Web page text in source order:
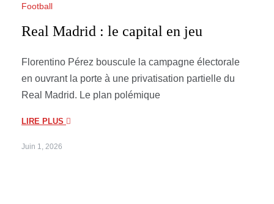
Football
Real Madrid : le capital en jeu
Florentino Pérez bouscule la campagne électorale
en ouvrant la porte à une privatisation partielle du
Real Madrid. Le plan polémique
LIRE PLUS
Juin 1, 2026